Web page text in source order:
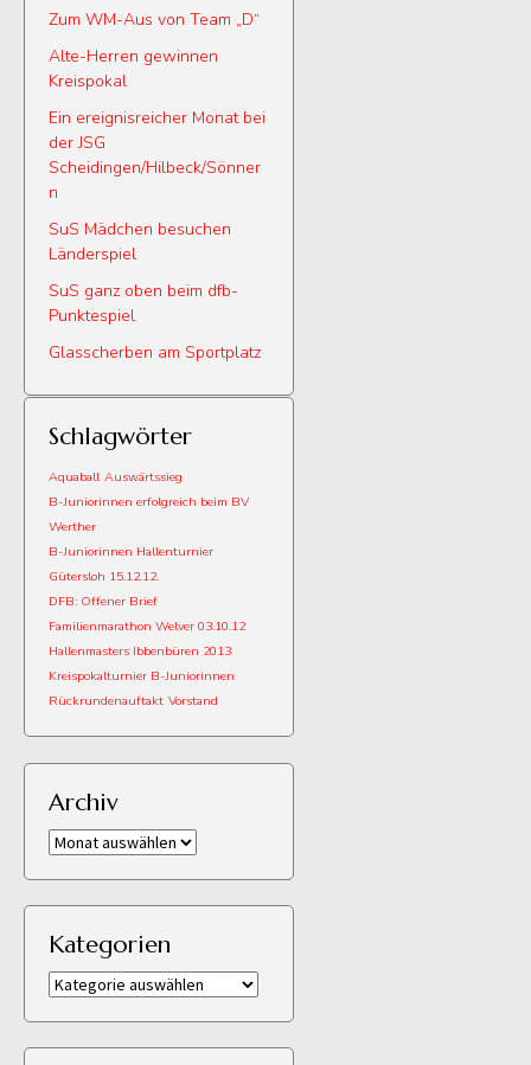
Zum WM-Aus von Team „D“
Alte-Herren gewinnen
Kreispokal
Ein ereignisreicher Monat bei
der JSG
Scheidingen/Hilbeck/Sönner
n
SuS Mädchen besuchen
Länderspiel
SuS ganz oben beim dfb-
Punktespiel
Glasscherben am Sportplatz
Schlagwörter
Aquaball Auswärtssieg
B-Juniorinnen erfolgreich beim BV
Werther
B-Juniorinnen Hallenturnier
Gütersloh 15.12.12.
DFB: Offener Brief
Familienmarathon Welver 03.10.12
Hallenmasters Ibbenbüren 2013
Kreispokalturnier B-Juniorinnen
Rückrundenauftakt Vorstand
Archiv
Archiv
Kategorien
Kategorien